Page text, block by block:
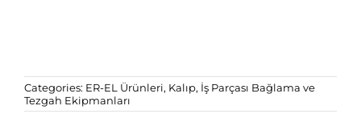
Categories: ER-EL Ürünleri, Kalıp, İş Parçası Bağlama ve
Tezgah Ekipmanları